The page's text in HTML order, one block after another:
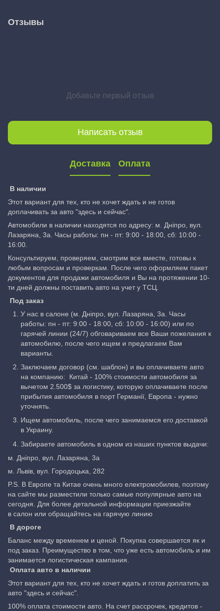
Отзывы
Добавьте первый отзыв
Написать отзыв
Доставка Оплата
В наличии
Этот вариант для тех, кто не хочет ждать и не готов
доплачивать за авто "здесь и сейчас".
Автомобили в наличии находятся по адресу: м. Дніпро, вул.
Лазаряна, 3а. Часы работы: пн - пт: 9:00 - 18:00, сб: 10:00 -
16:00.
Консультируем, проверяем, смотрим все вместе, готовы к
любым вопросам и проверкам. После чего оформляем пакет
документов для продажи автомобиля и Вы на протяжении 10-
ти дней должны поставить авто на учет у ТСЦ.
Под заказ
У нас в салоне (м. Дніпро, вул. Лазаряна, 3а. Часы
работы: пн - пт: 9:00 - 18:00, сб: 10:00 - 16:00) или по
гарячей линии (24/7) обговариваем все Ваши пожелания к
автомобилю, после чего ищем и предлагаем Вам
варианты.
Заключаем договор (см. шаблон) и вы оплачиваете авто
на компанию: Китай - 100% стоимости автомобиля за
вычетом 2.500$ за логистику, которую оплачиваете после
прибытия автомобиля в порт Германії, Европа - нужно
уточнять.
Ищем автомобиль, после чего занимаемся его доставкой
в Украину.
Забираете автомобиль в одном из наших пунктов выдачи:
м. Дніпро, вул. Лазаряна, 3а
м. Львів, вул. Городоцька, 282
P.S. В Европе та Китае очень много електромобилев, поэтому
на сайте мы разместили только самые популярные авто на
сегодня. Для более детальной информации приезжайте
в салон или обращайтесь на гарячую линию
В дороге
Баланс между временем и ценой. Покупка совершается як и
под заказ. Преимущество в том, что уже есть автомобиль и им
занимается логистическая кампания.
Оплата авто в наличии
Этот вариант для тех, кто не хочет ждать и готов доплатить за
авто "здесь и сейчас".
100% оплата стоимости авто. На счет рассрочек, кредитов -